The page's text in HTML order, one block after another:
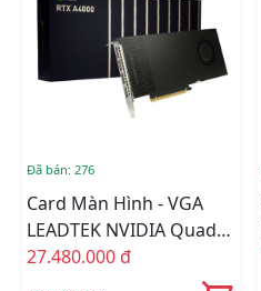
Đã bán: 276
Card Màn Hình - VGA
LEADTEK NVIDIA Quadro
RTX A4000 16GB GDDR6
27.480.000 đ